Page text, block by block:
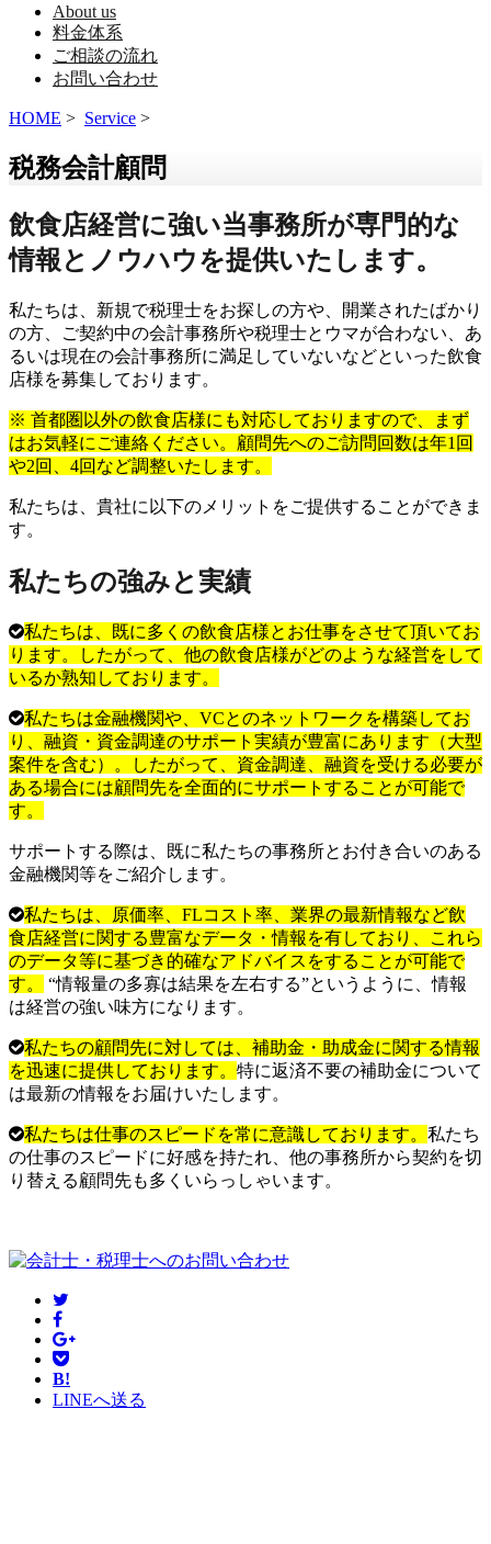
About us
料金体系
ご相談の流れ
お問い合わせ
HOME > Service >
税務会計顧問
飲食店経営に強い当事務所が専門的な
情報とノウハウを提供いたします。
私たちは、新規で税理士をお探しの方や、開業されたばかり
の方、ご契約中の会計事務所や税理士とウマが合わない、あ
るいは現在の会計事務所に満足していないなどといった飲食
店様を募集しております。
※ 首都圏以外の飲食店様にも対応しておりますので、まず
はお気軽にご連絡ください。顧問先へのご訪問回数は年1回
や2回、4回など調整いたします。
私たちは、貴社に以下のメリットをご提供することができま
す。
私たちの強みと実績
私たちは、既に多くの飲食店様とお仕事をさせて頂いてお
ります。したがって、他の飲食店様がどのような経営をして
いるか熟知しております。
私たちは金融機関や、VCとのネットワークを構築してお
り、融資・資金調達のサポート実績が豊富にあります（大型
案件を含む）。したがって、資金調達、融資を受ける必要が
ある場合には顧問先を全面的にサポートすることが可能で
す。
サポートする際は、既に私たちの事務所とお付き合いのある
金融機関等をご紹介します。
私たちは、原価率、FLコスト率、業界の最新情報など飲
食店経営に関する豊富なデータ・情報を有しており、これら
のデータ等に基づき的確なアドバイスをすることが可能で
す。
“情報量の多寡は結果を左右する”というように、情報
は経営の強い味方になります。
私たちの顧問先に対しては、補助金・助成金に関する情報
を迅速に提供しております。 特に返済不要の補助金について
は最新の情報をお届けいたします。
私たちは仕事のスピードを常に意識しております。 私たち
の仕事のスピードに好感を持たれ、他の事務所から契約を切
り替える顧問先も多くいらっしゃいます。
B!
LINEへ送る